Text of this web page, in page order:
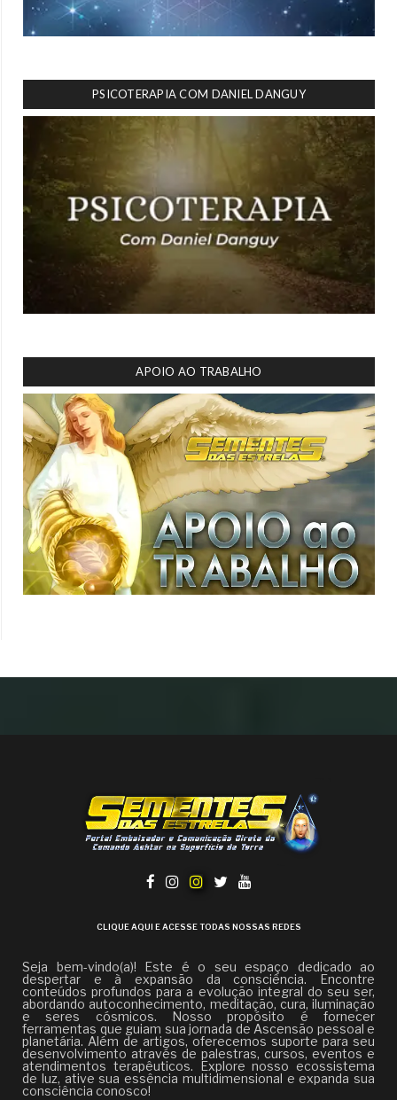
PSICOTERAPIA COM DANIEL DANGUY
APOIO AO TRABALHO
CLIQUE AQUI E ACESSE TODAS NOSSAS REDES
Seja bem-vindo(a)! Este é o seu espaço dedicado ao
despertar e à expansão da consciência. Encontre
conteúdos profundos para a evolução integral do seu ser,
abordando autoconhecimento, meditação, cura, iluminação
e seres cósmicos. Nosso propósito é fornecer
ferramentas que guiam sua jornada de Ascensão pessoal e
planetária. Além de artigos, oferecemos suporte para seu
desenvolvimento através de palestras, cursos, eventos e
atendimentos terapêuticos. Explore nosso ecossistema
de luz, ative sua essência multidimensional e expanda sua
consciência conosco!